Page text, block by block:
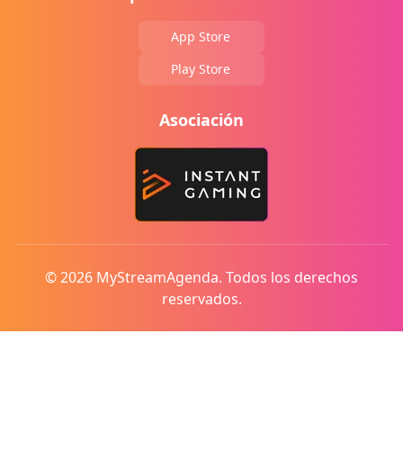
App Store
Play Store
Asociación
© 2026 MyStreamAgenda. Todos los derechos
reservados.